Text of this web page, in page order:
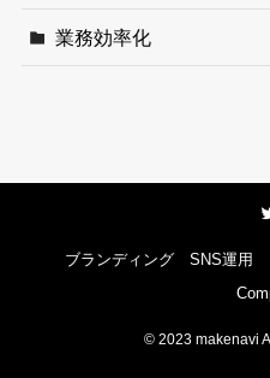
業務効率化
ブランディング SNS運用
©2023 makenavi